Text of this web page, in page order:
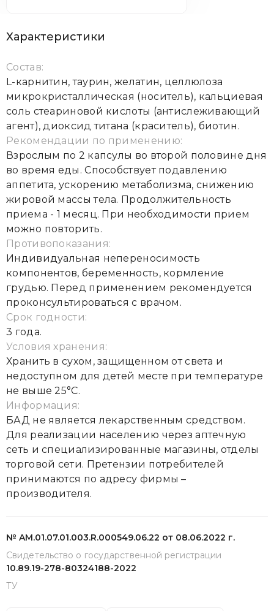
Характеристики
Состав:
L-карнитин, таурин, желатин, целлюлоза
микрокристаллическая (носитель), кальциевая
соль стеариновой кислоты (антислеживающий
агент), диоксид титана (краситель), биотин.
Рекомендации по применению:
Взрослым по 2 капсулы во второй половине дня
во время еды. Способствует подавлению
аппетита, ускорению метаболизма, снижению
жировой массы тела. Продолжительность
приема - 1 месяц. При необходимости прием
можно повторить.
Противопоказания:
Индивидуальная непереносимость
компонентов, беременность, кормление
грудью. Перед применением рекомендуется
проконсультироваться с врачом.
Срок годности:
3 года.
Условия хранения:
Хранить в сухом, защищенном от света и
недоступном для детей месте при температуре
не выше 25°С.
Информация:
БАД не является лекарственным средством.
Для реализации населению через аптечную
сеть и специализированные магазины, отделы
торговой сети. Претензии потребителей
принимаются по адресу фирмы –
производителя.
№ AM.01.07.01.003.R.000549.06.22 от 08.06.2022 г.
Свидетельство о государственной регистрации
10.89.19-278-80324188-2022
ТУ